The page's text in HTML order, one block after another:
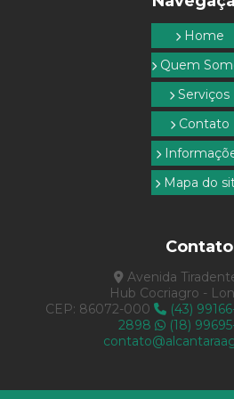
Topografia e georreferenciamento
Topografia em são paulo
Home
Quem
Serviços
Contato
Mapa do
Contato
Avenida
Hub Cocriagro -
CEP: 86072-000
(43)
2898
(18)